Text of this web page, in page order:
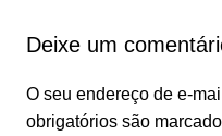
Deixe um
O seu endereço de e-
obrigatórios são